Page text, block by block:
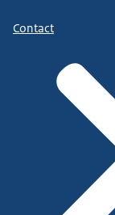
Contact